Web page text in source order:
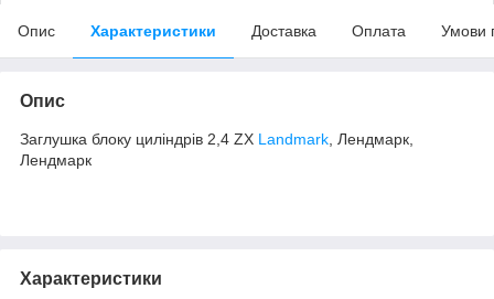
Опис Характеристики Доставка Оплата Умови
Опис
Заглушка блоку циліндрів 2,4 ZX Landmark , Лендмарк,
Лендмарк
Характеристики